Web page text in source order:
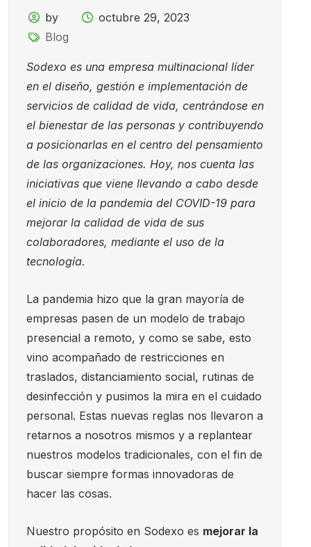
by
octubre 29, 2023
Blog
Sodexo es una empresa multinacional líder
en el diseño, gestión e implementación de
servicios de calidad de vida, centrándose en
el bienestar de las personas y contribuyendo
a posicionarlas en el centro del pensamiento
de las organizaciones. Hoy, nos cuenta las
iniciativas que viene llevando a cabo desde
el inicio de la pandemia del COVID-19 para
mejorar la calidad de vida de sus
colaboradores, mediante el uso de la
tecnología.
La pandemia hizo que la gran mayoría de
empresas pasen de un modelo de trabajo
presencial a remoto, y como se sabe, esto
vino acompañado de restricciones en
traslados, distanciamiento social, rutinas de
desinfección y pusimos la mira en el cuidado
personal. Estas nuevas reglas nos llevaron a
retarnos a nosotros mismos y a replantear
nuestros modelos tradicionales, con el fin de
buscar siempre formas innovadoras de
hacer las cosas.
Nuestro propósito en Sodexo es mejorar la